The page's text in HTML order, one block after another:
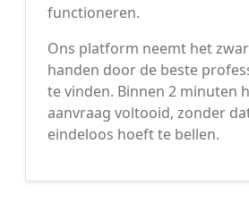
functioneren.
Ons platform neemt het
handen door de beste
te vinden. Binnen 2 minuten
aanvraag voltooid, zonder
eindeloos hoeft te bellen.